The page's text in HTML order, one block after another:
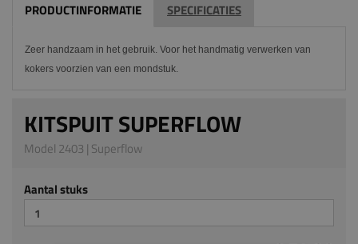
PRODUCTINFORMATIE SPECIFICATIES
Zeer handzaam in het gebruik. Voor het handmatig verwerken van
kokers voorzien van een mondstuk.
KITSPUIT SUPERFLOW
Model 2403 | Superflow
Aantal stuks